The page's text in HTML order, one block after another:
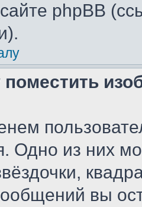
phpBB
поместить
Одно из них
вы